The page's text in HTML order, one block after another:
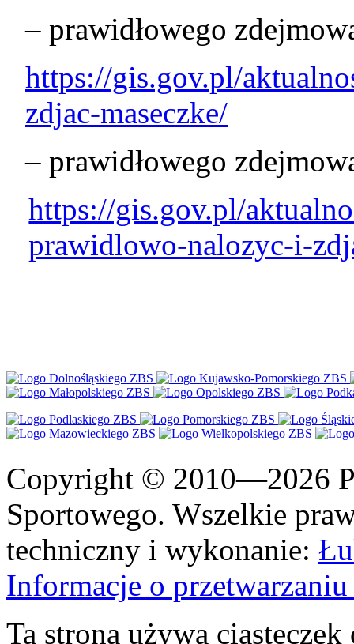
– prawidłowego
https://gis.gov.pl/
zdjac-maseczke/
– prawidłowego
https://gis.gov.pl/
prawidlowo-nalozyc-i-
Copyright © 2010—2026
Sportowego. Wszelkie
techniczny i wykonanie:
Informacje o
Ta strona używa